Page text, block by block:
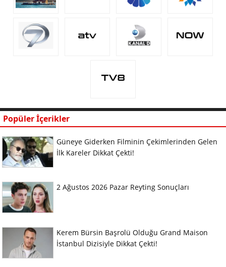
Popüler İçerikler
Güneye Giderken Filminin Çekimlerinden Gelen
İlk Kareler Dikkat Çekti!
2 Ağustos 2026 Pazar Reyting Sonuçları
Kerem Bürsin Başrolü Olduğu Grand Maison
İstanbul Dizisiyle Dikkat Çekti!